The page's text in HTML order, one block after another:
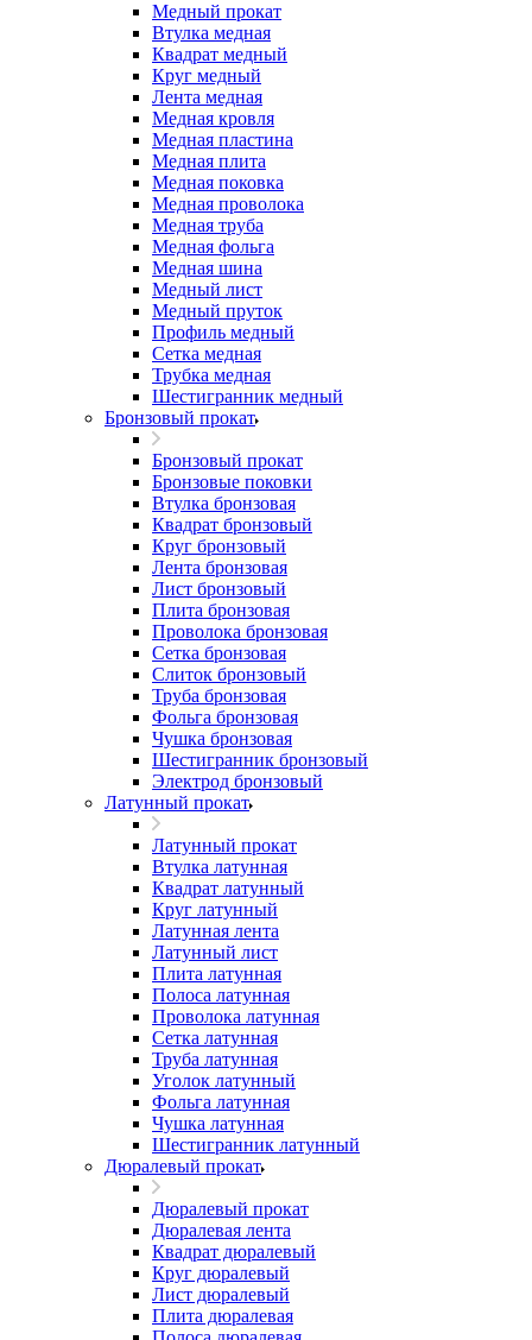
Медный прокат
Втулка медная
Квадрат медный
Круг медный
Лента медная
Медная кровля
Медная пластина
Медная плита
Медная поковка
Медная проволока
Медная труба
Медная фольга
Медная шина
Медный лист
Медный пруток
Профиль медный
Сетка медная
Трубка медная
Шестигранник медный
Бронзовый прокат
Бронзовый прокат
Бронзовые поковки
Втулка бронзовая
Квадрат бронзовый
Круг бронзовый
Лента бронзовая
Лист бронзовый
Плита бронзовая
Проволока бронзовая
Сетка бронзовая
Слиток бронзовый
Труба бронзовая
Фольга бронзовая
Чушка бронзовая
Шестигранник бронзовый
Электрод бронзовый
Латунный прокат
Латунный прокат
Втулка латунная
Квадрат латунный
Круг латунный
Латунная лента
Латунный лист
Плита латунная
Полоса латунная
Проволока латунная
Сетка латунная
Труба латунная
Уголок латунный
Фольга латунная
Чушка латунная
Шестигранник латунный
Дюралевый прокат
Дюралевый прокат
Дюралевая лента
Квадрат дюралевый
Круг дюралевый
Лист дюралевый
Плита дюралевая